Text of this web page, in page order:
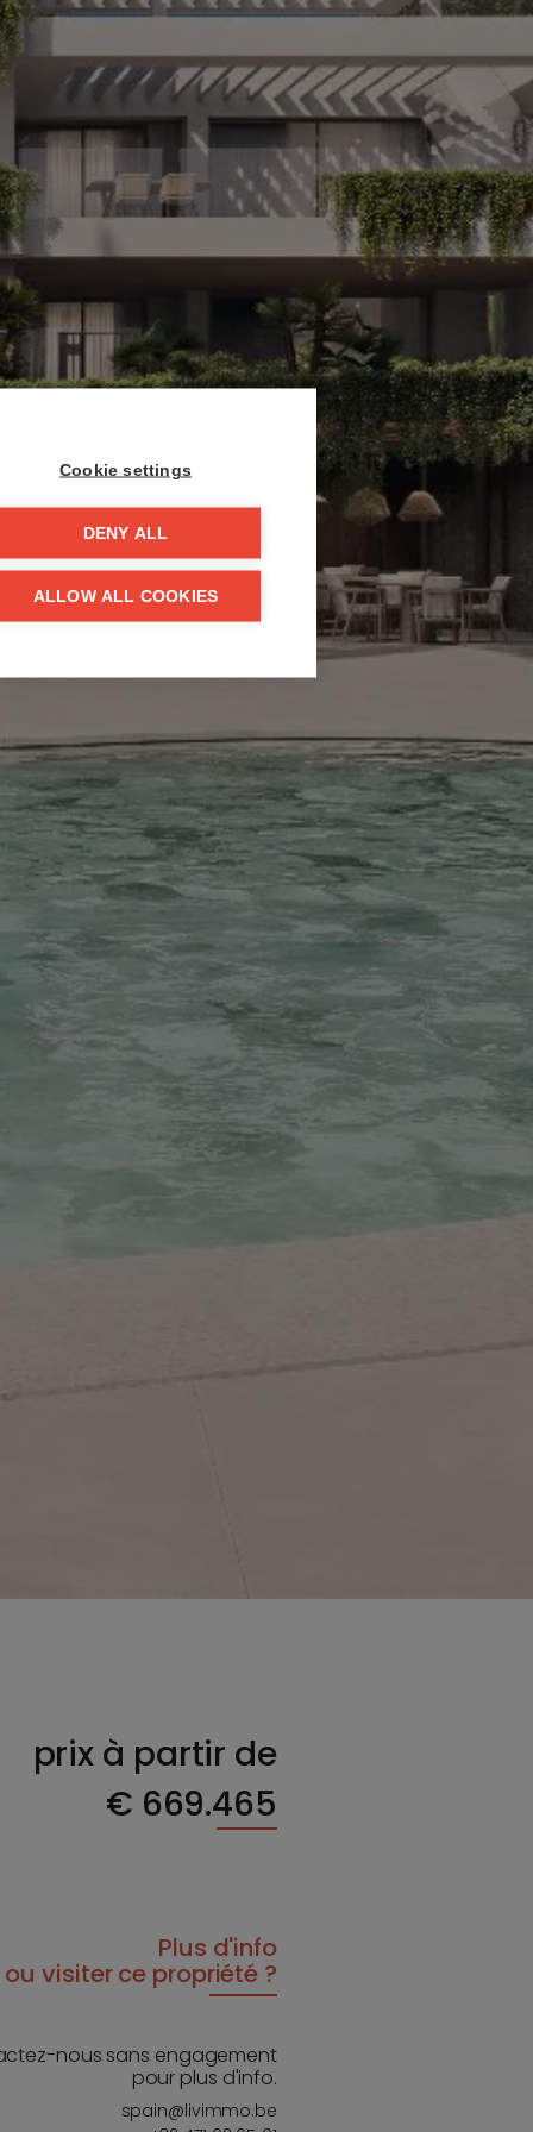
prix à partir de
€ 669.465
Plus d'info
ou visiter ce propriété ?
nous sans engagement
pour plus d'info.
spain@livimmo.be
Cookie settings
DENY ALL
ALLOW ALL COOKIES